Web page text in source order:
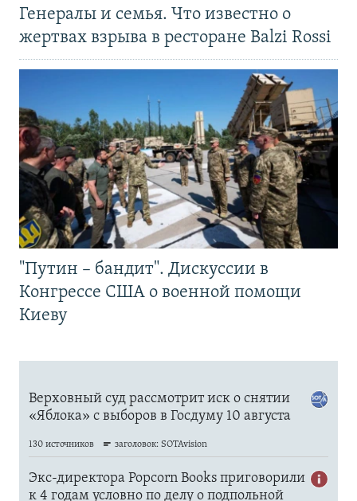
Генералы и семья. Что известно о
жертвах взрыва в ресторане Balzi Rossi
"Путин – бандит". Дискуссии в
Конгрессе США о военной помощи
Киеву